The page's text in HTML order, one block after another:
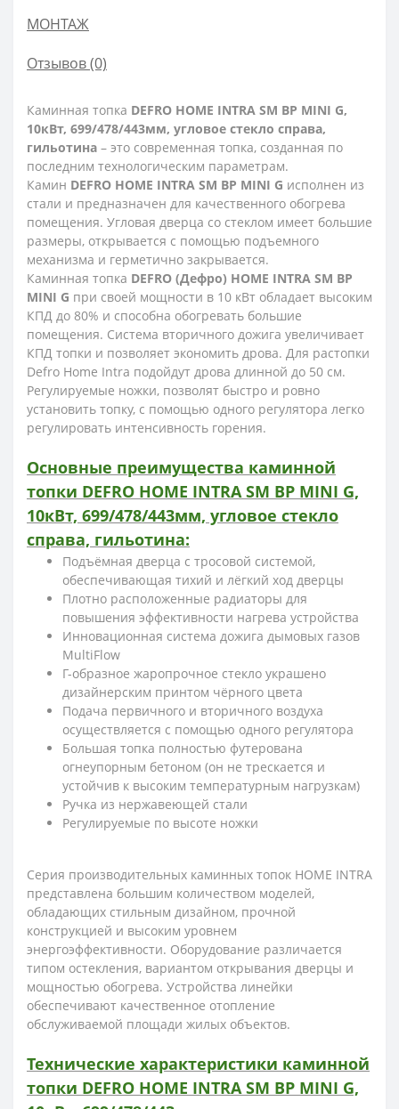
МОНТАЖ
Отзывов (0)
Каминная топка DEFRO HOME INTRA SM BP MINI G,
10кВт, 699/478/443мм, угловое стекло справа,
гильотина – это современная топка, созданная по
последним технологическим параметрам.
Камин DEFRO HOME INTRA SM BP MINI G исполнен из
стали и предназначен для качественного обогрева
помещения. Угловая дверца со стеклом имеет большие
размеры, открывается с помощью подъемного
механизма и герметично закрывается.
Каминная топка DEFRO (Дефро) HOME INTRA SM BP
MINI G при своей мощности в 10 кВт обладает высоким
КПД до 80% и способна обогревать большие
помещения. Система вторичного дожига увеличивает
КПД топки и позволяет экономить дрова. Для растопки
Defro Home Intra подойдут дрова длинной до 50 см.
Регулируемые ножки, позволят быстро и ровно
установить топку, с помощью одного регулятора легко
регулировать интенсивность горения.
Основные преимущества каминной
топки DEFRO HOME INTRA SM BP MINI G,
10кВт, 699/478/443мм, угловое стекло
справа, гильотина:
Подъёмная дверца с тросовой системой,
обеспечивающая тихий и лёгкий ход дверцы
Плотно расположенные радиаторы для
повышения эффективности нагрева устройства
Инновационная система дожига дымовых газов
MultiFlow
Г-образное жаропрочное стекло украшено
дизайнерским принтом чёрного цвета
Подача первичного и вторичного воздуха
осуществляется с помощью одного регулятора
Большая топка полностью футерована
огнеупорным бетоном (он не трескается и
устойчив к высоким температурным нагрузкам)
Ручка из нержавеющей стали
Регулируемые по высоте ножки
Серия производительных каминных топок HOME INTRA
представлена большим количеством моделей,
обладающих стильным дизайном, прочной
конструкцией и высоким уровнем
энергоэффективности. Оборудование различается
типом остекления, вариантом открывания дверцы и
мощностью обогрева. Устройства линейки
обеспечивают качественное отопление
обслуживаемой площади жилых объектов.
Технические характеристики каминной
топки DEFRO HOME INTRA SM BP MINI G,